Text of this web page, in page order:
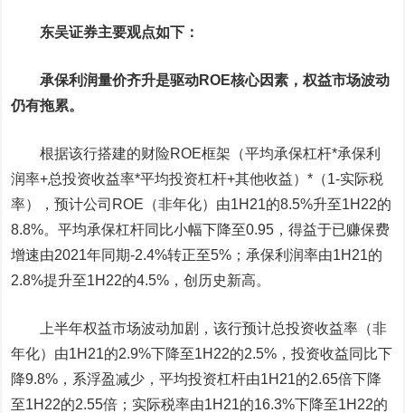
东吴证券主要观点如下：
承保利润量价齐升是驱动ROE核心因素，权益市场波动
仍有拖累。
根据该行搭建的财险ROE框架（平均承保杠杆*承保利
润率+总投资收益率*平均投资杠杆+其他收益）*（1-实际税
率），预计公司ROE（非年化）由1H21的8.5%升至1H22的
8.8%。平均承保杠杆同比小幅下降至0.95，得益于已赚保费
增速由2021年同期-2.4%转正至5%；承保利润率由1H21的
2.8%提升至1H22的4.5%，创历史新高。
上半年权益市场波动加剧，该行预计总投资收益率（非
年化）由1H21的2.9%下降至1H22的2.5%，投资收益同比下
降9.8%，系浮盈减少，平均投资杠杆由1H21的2.65倍下降
至1H22的2.55倍；实际税率由1H21的16.3%下降至1H22的